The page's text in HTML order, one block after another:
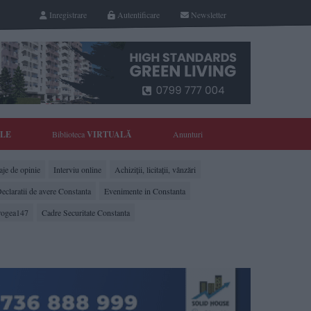
Newsletter
Autentificare
Inregistrare
BibliotecaVIRTUALĂ Anunturi
de opinie Interviu online
Achiziții, licitații, vânzări
de avere Constanta
Evenimente in Constanta
Cadre Securitate Constanta